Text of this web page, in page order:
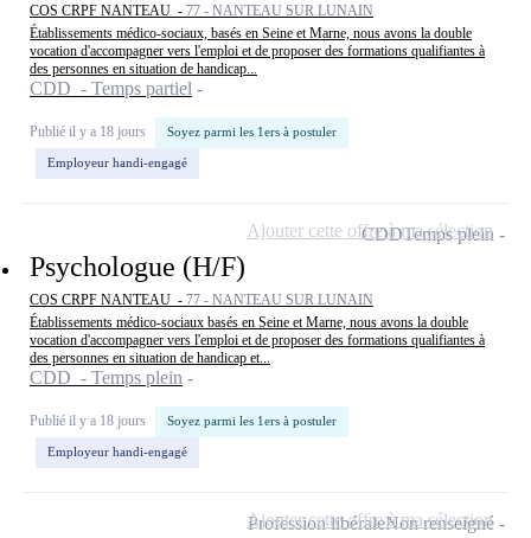
COS CRPF NANTEAU - 77 - NANTEAU SUR LUNAIN
Établissements médico-sociaux, basés en Seine et Marne, nous avons la double
vocation d'accompagner vers l'emploi et de proposer des formations qualifiantes à
des personnes en situation de handicap...
CDD - Temps partiel
Publié il y a 18 jours Soyez parmi les 1ers à postuler
Employeur handi-engagé
Psychologue (H/F)
COS CRPF NANTEAU - 77 - NANTEAU SUR LUNAIN
Établissements médico-sociaux basés en Seine et Marne, nous avons la double
vocation d'accompagner vers l'emploi et de proposer des formations qualifiantes à
des personnes en situation de handicap et...
CDD - Temps plein
Publié il y a 18 jours Soyez parmi les 1ers à postuler
Employeur handi-engagé
CDDTemps plein
Ajouter cette offre à ma sélection
Profession libéraleNon renseigné
Ajouter cette offre à ma sélection